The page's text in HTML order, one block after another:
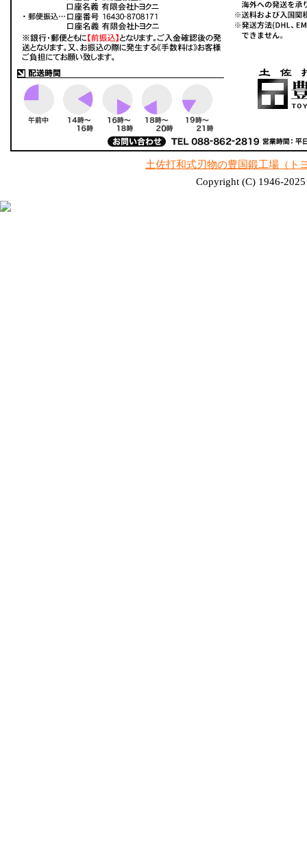
土佐打和式刃物の豊国鍛工場（ト
Copyright (C) 1946-